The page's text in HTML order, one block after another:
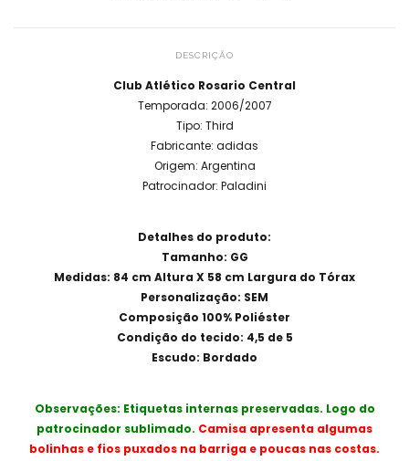
DESCRIÇÃO
Club Atlético Rosario Central
Temporada: 2006/2007
Tipo: Third
Fabricante: adidas
Origem: Argentina
Patrocinador: Paladini
Detalhes do produto:
Tamanho: GG
Medidas: 84 cm Altura X 58 cm Largura do Tórax
Personalização: SEM
Composição 100% Poliéster
Condição do tecido: 4,5 de 5
Escudo: Bordado
Observações: Etiquetas internas preservadas. Logo do
patrocinador sublimado. Camisa apresenta algumas
bolinhas e fios puxados na barriga e poucas nas costas.